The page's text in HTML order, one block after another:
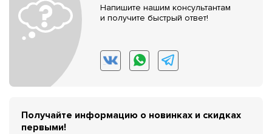
Напишите нашим консультантам
и получите быстрый ответ!
Получайте информацию о новинках и скидках
первыми!